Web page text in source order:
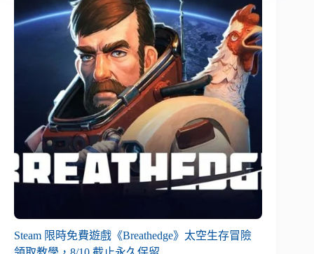
Steam 限時免費遊戲《Breathedge》太空生存冒險